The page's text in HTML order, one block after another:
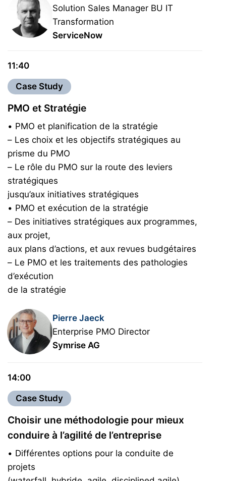
Solution Sales Manager BU IT
Transformation
ServiceNow
11:40
Case Study
PMO et Stratégie
• PMO et planification de la stratégie
– Les choix et les objectifs stratégiques au
prisme du PMO
– Le rôle du PMO sur la route des leviers
stratégiques
jusqu’aux initiatives stratégiques
• PMO et exécution de la stratégie
– Des initiatives stratégiques aux programmes,
aux projet,
aux plans d’actions, et aux revues budgétaires
– Le PMO et les traitements des pathologies
d’exécution
de la stratégie
Pierre Jaeck
Enterprise PMO Director
Symrise AG
14:00
Case Study
Choisir une méthodologie pour mieux
conduire à l’agilité de l’entreprise
• Différentes options pour la conduite de
projets